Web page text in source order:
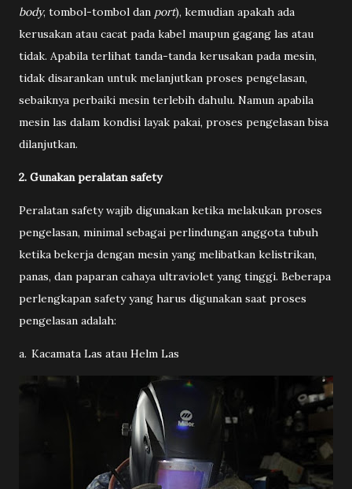
body, tombol-tombol dan port), kemudian apakah ada
kerusakan atau cacat pada kabel maupun gagang las atau
tidak. Apabila terlihat tanda-tanda kerusakan pada mesin,
tidak disarankan untuk melanjutkan proses pengelasan,
sebaiknya perbaiki mesin terlebih dahulu. Namun apabila
mesin las dalam kondisi layak pakai, proses pengelasan bisa
dilanjutkan.
2. Gunakan peralatan safety
Peralatan safety wajib digunakan ketika melakukan proses
pengelasan, minimal sebagai perlindungan anggota tubuh
ketika bekerja dengan mesin yang melibatkan kelistrikan,
panas, dan paparan cahaya ultraviolet yang tinggi. Beberapa
perlengkapan safety yang harus digunakan saat proses
pengelasan adalah:
a. Kacamata Las atau Helm Las